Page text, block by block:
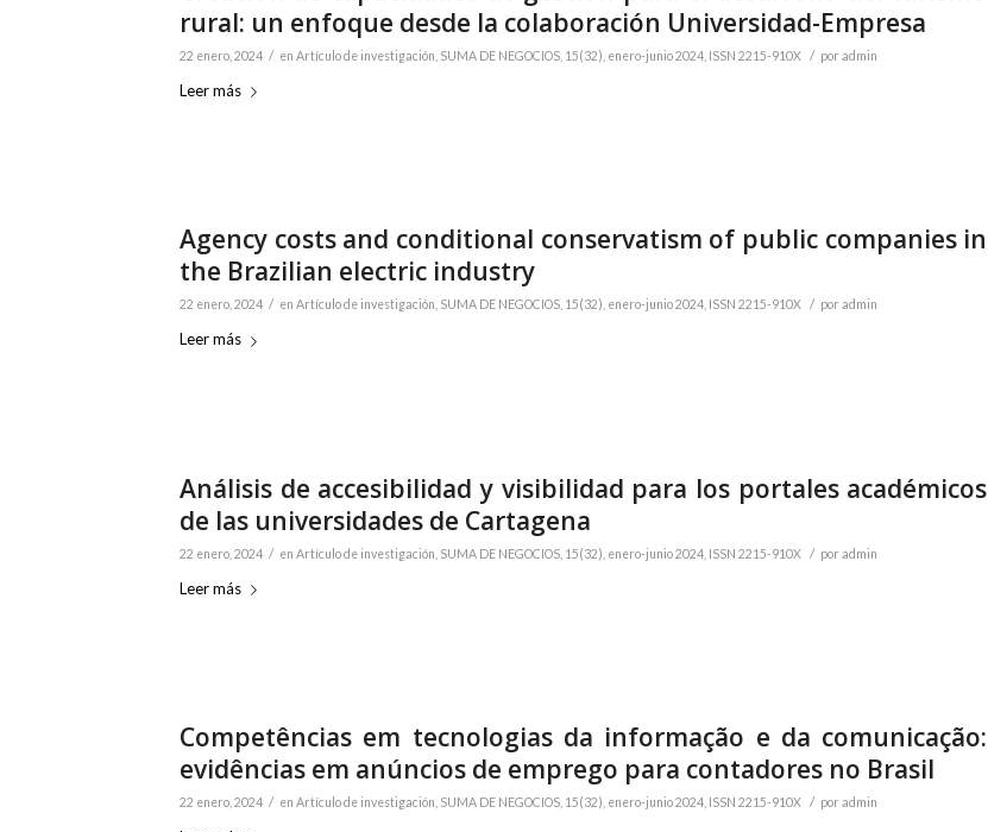
rural: un enfoque desde la colaboración Universidad-Empresa
22 enero, 2024 / en Artículo de investigación SUMA DE NEGOCIOS, 15(32), enero-junio 2024, ISSN 2215-910X / por admin
Leer más
Agency costs and conditional conservatism of public companies in
the Brazilian electric industry
22 enero, 2024 / en Artículo de investigación, SUMA DE NEGOCIOS, 15(32), enero-junio 2024, ISSN 2215-910X / por admin
Leer más
Análisis de accesibilidad y visibilidad para los portales académicos
de las universidades de Cartagena
22 enero, 2024 / en Artículo de investigación SUMA DE NEGOCIOS, 15(32), enero-junio 2024, ISSN 2215-910X / por admin
Leer más
Competências em tecnologias da informação e da comunicação:
evidências em anúncios de emprego para contadores no Brasil
22 enero, 2024 / en Artículo de investigación SUMA DE NEGOCIOS, 15(32), enero-junio 2024, ISSN 2215-910X / por admin